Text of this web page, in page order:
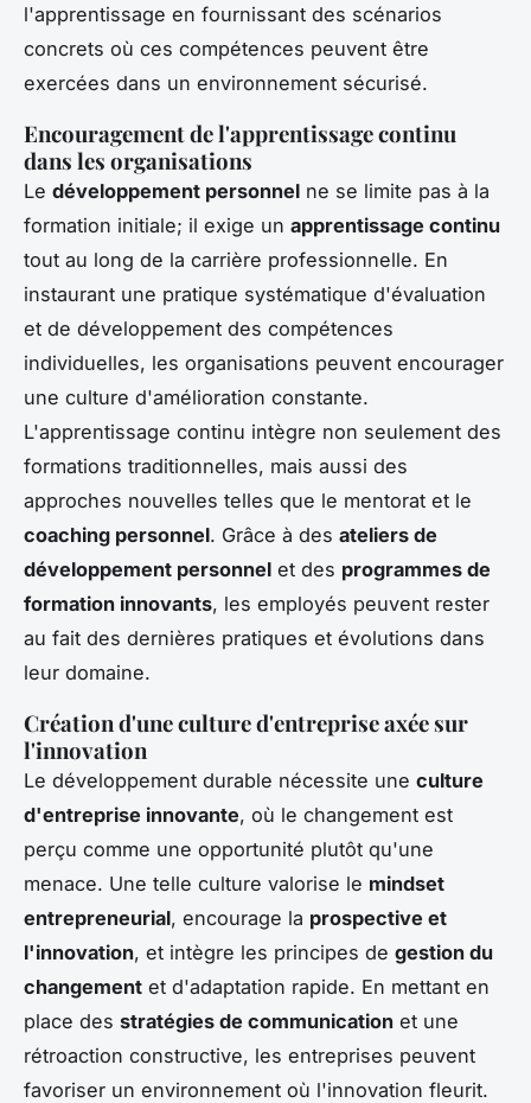
l'apprentissage en fournissant des scénarios
concrets où ces compétences peuvent être
exercées dans un environnement sécurisé.
Encouragement de l'apprentissage continu
dans les organisations
Le développement personnel ne se limite pas à la
formation initiale; il exige un apprentissage continu
tout au long de la carrière professionnelle. En
instaurant une pratique systématique d'évaluation
et de développement des compétences
individuelles, les organisations peuvent encourager
une culture d'amélioration constante.
L'apprentissage continu intègre non seulement des
formations traditionnelles, mais aussi des
approches nouvelles telles que le mentorat et le
coaching personnel. Grâce à des ateliers de
développement personnel et des programmes de
formation innovants, les employés peuvent rester
au fait des dernières pratiques et évolutions dans
leur domaine.
Création d'une culture d'entreprise axée sur
l'innovation
Le développement durable nécessite une culture
d'entreprise innovante, où le changement est
perçu comme une opportunité plutôt qu'une
menace. Une telle culture valorise le mindset
entrepreneurial, encourage la prospective et
l'innovation, et intègre les principes de gestion du
changement et d'adaptation rapide. En mettant en
place des stratégies de communication et une
rétroaction constructive, les entreprises peuvent
favoriser un environnement où l'innovation fleurit.